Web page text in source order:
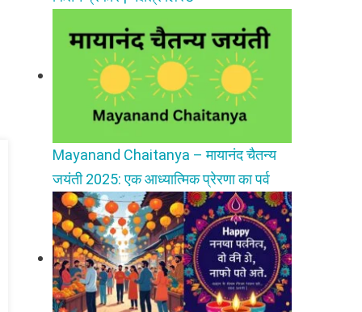
Mayanand Chaitanya – मायानंद चैतन्य
जयंती 2025: एक आध्यात्मिक प्रेरणा का पर्व